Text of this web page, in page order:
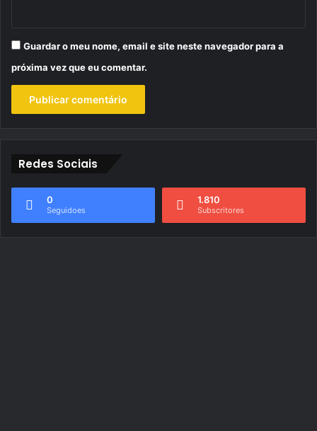
Guardar o meu nome, email e site neste navegador para a
próxima vez que eu comentar.
Redes Sociais
0
Seguidoes
1.810
Subscritores